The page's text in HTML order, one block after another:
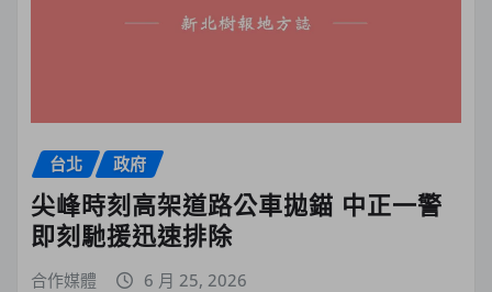
台北 政府
尖峰時刻高架道路公車拋錨 中正一警
即刻馳援迅速排除
合作媒體 6 月 25, 2026